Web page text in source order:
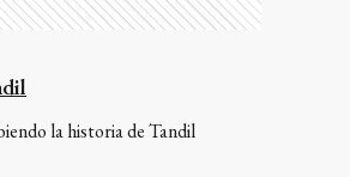
la historia de Tandil